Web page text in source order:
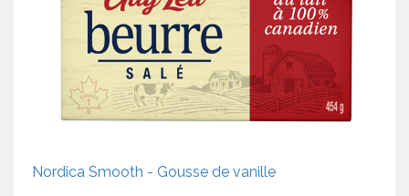
Nordica Smooth - Gousse de vanille